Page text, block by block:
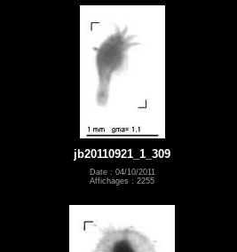
jb20110921_1_309
Date : 04/10/2011
Affichages : 2255